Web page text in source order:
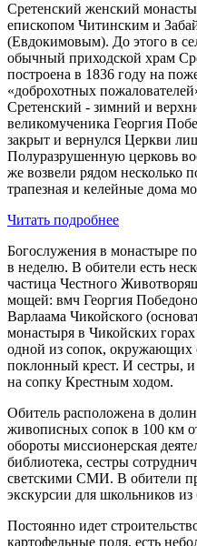
Сретенский женский
епископом Читинским и
(Евдокимовым). До этого в
обычный приходской храм
построена в 1836 году на
«доброхотных
Сретенский - зимний и
великомученика Георгия
закрыт и вернулся Церкви
Полуразрушенную церковь
же возвели рядом несколько
трапезная и келейные дома
Читать подробнее
Богослужения в монастыре
в неделю. В обители есть
частица Честного
мощей: вмч Георгия
Варлаама Чикойского
монастыря в Чикойских
одной из сопок, окружающих
поклонный крест. И сестры,
на сопку Крестным ходом.
Обитель расположена в
живописных сопок в 100 км
обороты миссионерская
библиотека, сестры
светскими СМИ. В обители
экскурсии для школьников
Постоянно идет
картофельные поля, есть